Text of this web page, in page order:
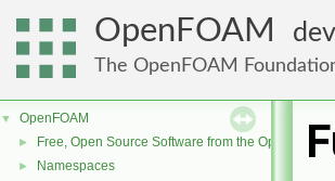
OpenFOAM dev
The OpenFOAM
▼ OpenFOAM
► Free, Open Source Software from the OpenFOAM
► Namespaces